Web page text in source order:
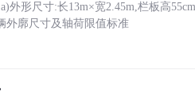
外形尺寸:长13m×宽2.45m,栏板高
外廓尺寸及轴荷限值标准